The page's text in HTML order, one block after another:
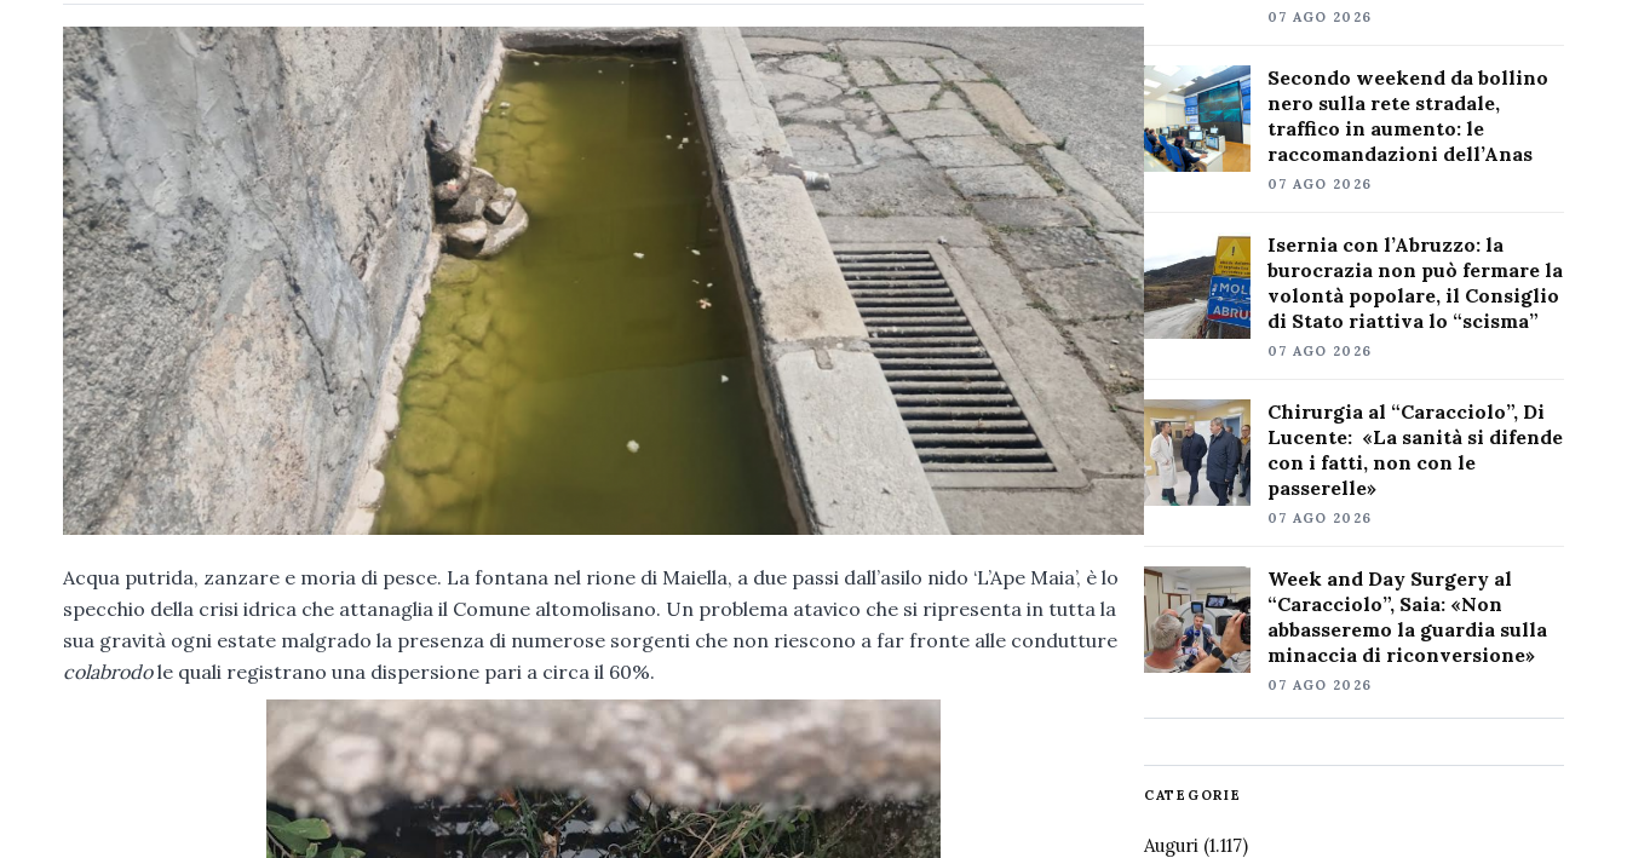
Acqua putrida, zanzare e moria di pesce. La fontana nel rione di Maiella, a due passi dall’asilo nido ‘L’Ape Maia’, è lo
specchio della crisi idrica che attanaglia il Comune altomolisano. Un problema atavico che si ripresenta in tutta la
sua gravità ogni estate malgrado la presenza di numerose sorgenti che non riescono a far fronte alle condutture
colabrodole quali registrano una dispersione pari a circa il 60%.
07 AGO 2026
Secondo weekend da bollino
nero sulla rete stradale,
traffico in aumento: le
raccomandazioni dell’Anas
07 AGO 2026
Isernia con l’Abruzzo: la
burocrazia non può fermare la
volontà popolare, il Consiglio
di Stato riattiva lo “scisma”
07 AGO 2026
Chirurgia al “Caracciolo”, Di
Lucente: «La sanità si difende
con i fatti, non con le
passerelle»
07 AGO 2026
Week and Day Surgery al
“Caracciolo”, Saia: «Non
abbasseremo la guardia sulla
minaccia di riconversione»
07 AGO 2026
CATEGORIE
Auguri(1.117)